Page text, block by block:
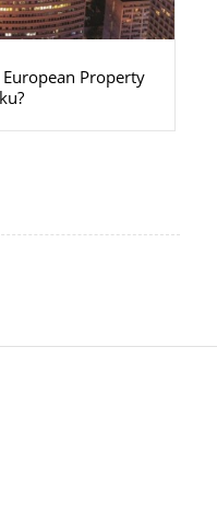
Property